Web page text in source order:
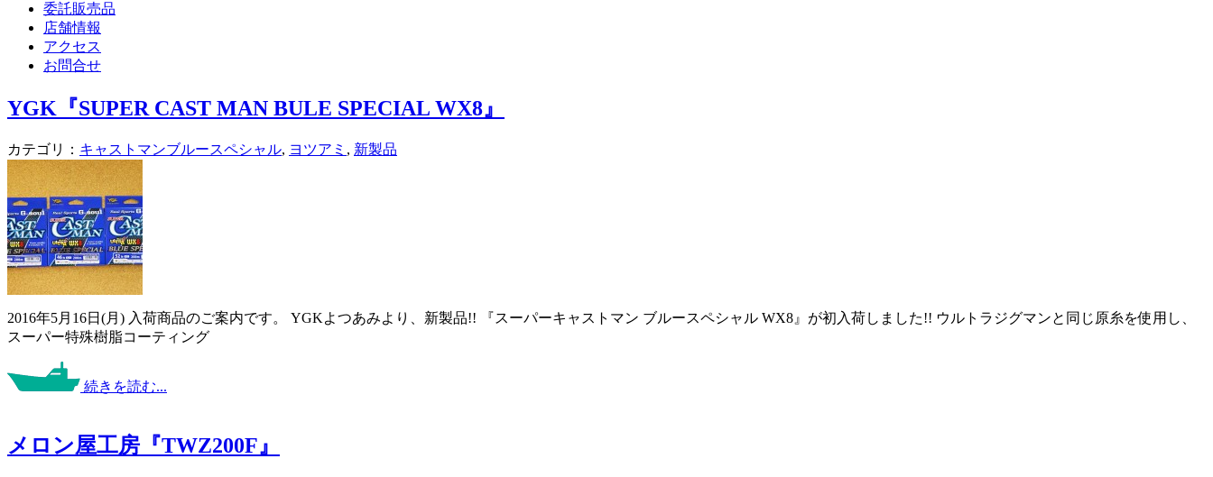
委託販売品
店舗情報
アクセス
お問合せ
YGK『SUPER CAST MAN BULE SPECIAL WX8』
カテゴリ： キャストマンブルースペシャル, ヨツアミ , 新製品
2016年5月16日(月) 入荷商品のご案内です。 YGKよつあみより、新製品!! 『スーパーキャストマン ブルースペシャル WX8』が初入荷しました!! ウルトラジグマンと同じ原糸を使用し、
スーパー特殊樹脂コーティング
続きを読む...
メロン屋工房『TWZ200F』